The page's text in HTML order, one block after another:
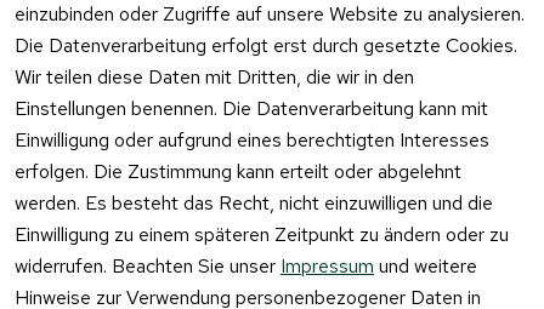
einzubinden oder Zugriffe auf unsere Website zu analysieren.
Die Datenverarbeitung erfolgt erst durch gesetzte Cookies.
Wir teilen diese Daten mit Dritten, die wir in den
Einstellungen benennen. Die Datenverarbeitung kann mit
Einwilligung oder aufgrund eines berechtigten Interesses
erfolgen. Die Zustimmung kann erteilt oder abgelehnt
werden. Es besteht das Recht, nicht einzuwilligen und die
Einwilligung zu einem späteren Zeitpunkt zu ändern oder zu
widerrufen. Beachten Sie unser Impressum und weitere
Hinweise zur Verwendung personenbezogener Daten in
Vertrag
widerrufen